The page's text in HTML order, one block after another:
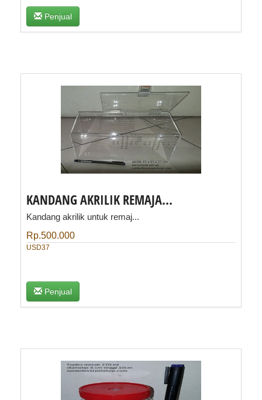
Penjual
KANDANG AKRILIK REMAJA...
Kandang akrilik untuk remaj...
Rp.500.000
USD37
Penjual